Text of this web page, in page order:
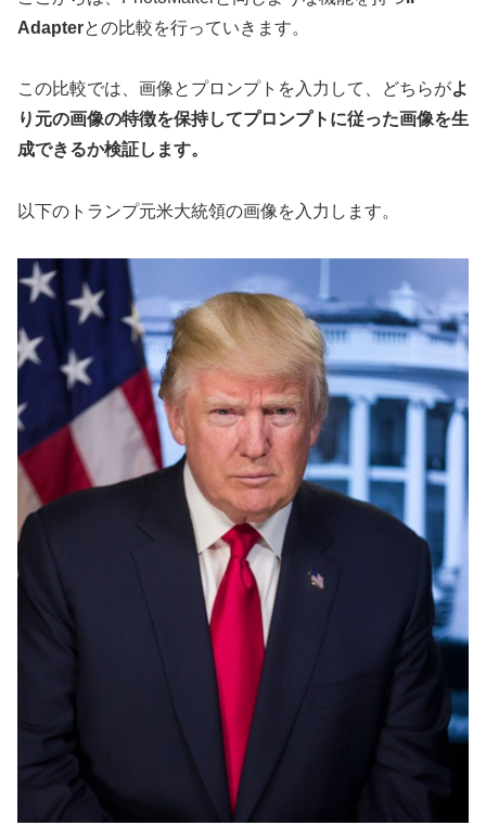
Adapterとの比較を行っていきます。
この比較では、画像とプロンプトを入力して、どちらがよ
り元の画像の特徴を保持してプロンプトに従った画像を生
成できるか検証します。
以下のトランプ元米大統領の画像を入力します。